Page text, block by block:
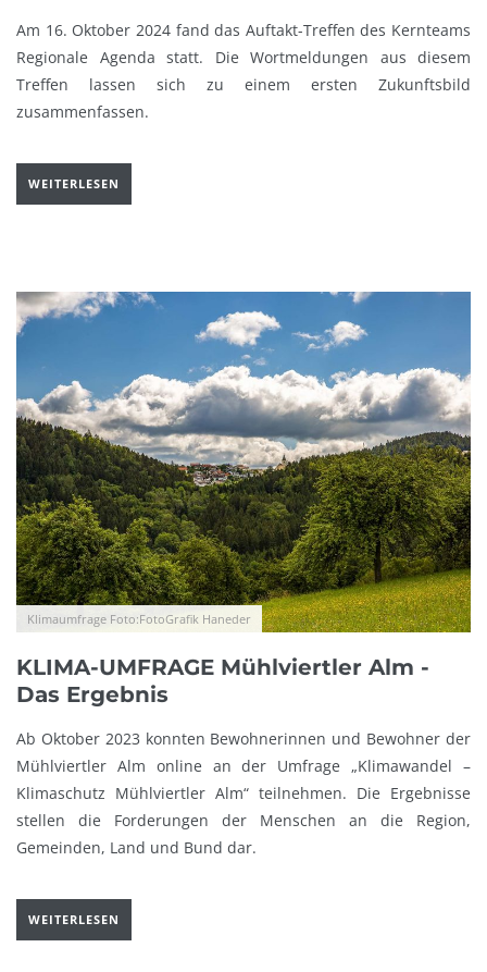
Am 16. Oktober 2024 fand das Auftakt-Treffen des Kernteams
Regionale Agenda statt. Die Wortmeldungen aus diesem
Treffen lassen sich zu einem ersten Zukunftsbild
zusammenfassen.
WEITERLESEN
Klimaumfrage Foto:FotoGrafik Haneder
KLIMA-UMFRAGE Mühlviertler Alm -
Das Ergebnis
Ab Oktober 2023 konnten Bewohnerinnen und Bewohner der
Mühlviertler Alm online an der Umfrage „Klimawandel –
Klimaschutz Mühlviertler Alm“ teilnehmen. Die Ergebnisse
stellen die Forderungen der Menschen an die Region,
Gemeinden, Land und Bund dar.
WEITERLESEN